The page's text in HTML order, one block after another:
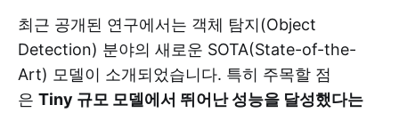
최근 공개된 연구에서는 객체 탐지(Object
Detection) 분야의 새로운 SOTA(State-of-the-
Art) 모델이 소개되었습니다. 특히 주목할 점
은 Tiny 규모 모델에서 뛰어난 성능을 달성했다는